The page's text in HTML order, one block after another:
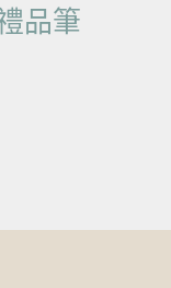
品筆